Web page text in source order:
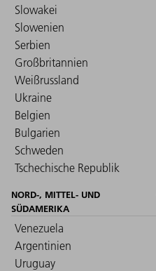
Slowakei
Slowenien
Serbien
Großbritannien
Weißrussland
Ukraine
Belgien
Bulgarien
Schweden
Tschechische Republik
NORD-, MITTEL- UND
SÜDAMERIKA
Venezuela
Argentinien
Uruguay